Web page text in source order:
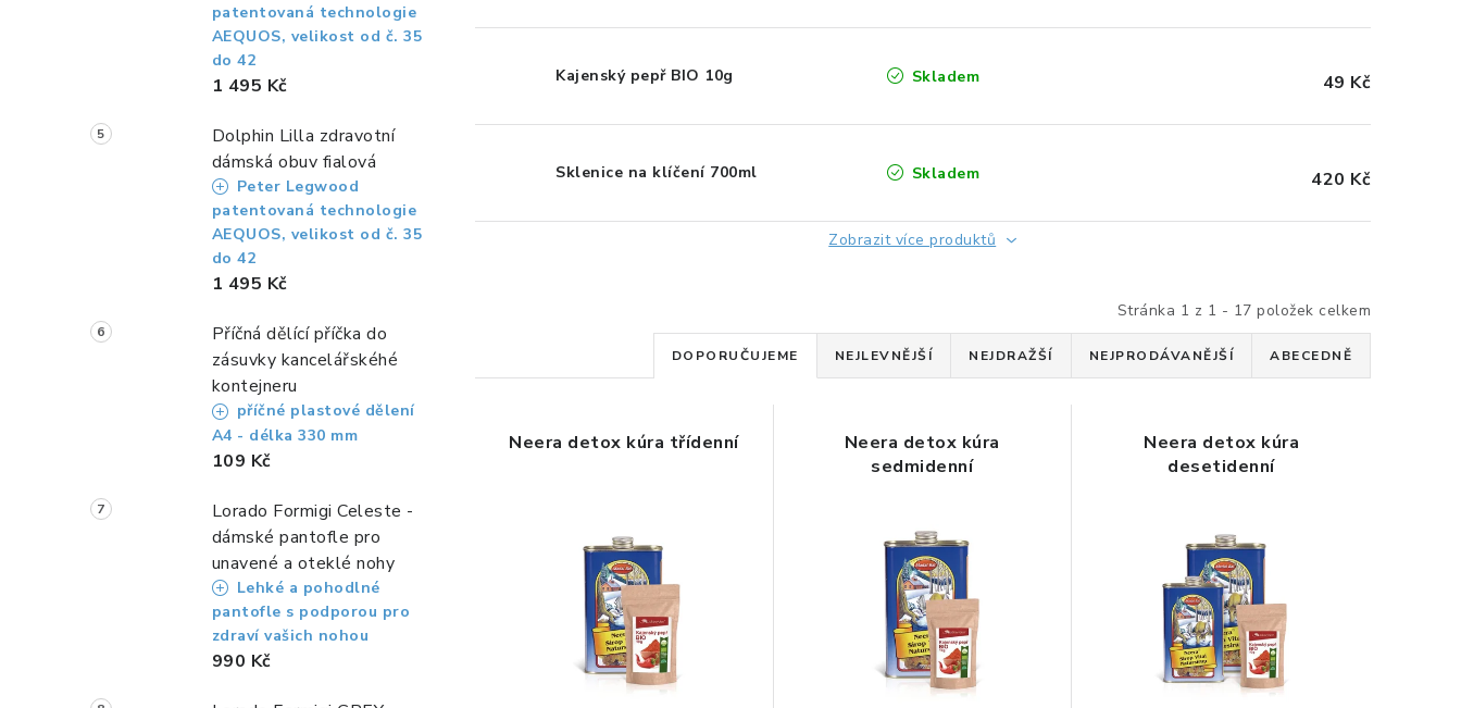
patentovaná technologie
AEQUOS, velikost od č. 35
do 42
1 495 Kč
Dolphin Lilla zdravotní
dámská obuv fialová
Peter Legwood
patentovaná technologie
AEQUOS, velikost od č. 35
do 42
1 495 Kč
Příčná dělící příčka do
zásuvky kancelářskéhé
kontejneru
příčné plastové dělení
A4 - délka 330 mm
109 Kč
Lorado Formigi Celeste -
dámské pantofle pro
unavené a oteklé nohy
Lehké a pohodlné
pantofle s podporou pro
zdraví vašich nohou
990 Kč
Kajenský pepř BIO 10g Skladem 49 Kč
Sklenice na klíčení 700ml Skladem 420 Kč
Zobrazit více produktů
Stránka 1 z 1 - 17 položek celkem
Ř
a
z
í
p
r
o
DOPORUČUJEME NEJLEVNĚJŠÍ NEJDRAŽŠÍ NEJPRODÁVANĚJŠÍ ABECEDNĚ
Neera detox kúra třídenní
Neera detox kúra
sedmidenní
Neera detox kúra
desetidenní